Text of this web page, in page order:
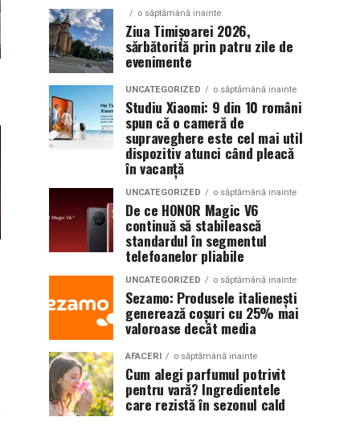
o săptămână inainte
Ziua Timișoarei 2026,
sărbătorită prin patru zile de
evenimente
UNCATEGORIZED o săptămână inainte
Studiu Xiaomi: 9 din 10 români
spun că o cameră de
supraveghere este cel mai util
dispozitiv atunci când pleacă
în vacanță
UNCATEGORIZED o săptămână inainte
De ce HONOR Magic V6
continuă să stabilească
standardul în segmentul
telefoanelor pliabile
UNCATEGORIZED o săptămână inainte
Sezamo: Produsele italienești
generează coșuri cu 25% mai
valoroase decât media
AFACERI o săptămână inainte
Cum alegi parfumul potrivit
pentru vară? Ingredientele
care rezistă în sezonul cald